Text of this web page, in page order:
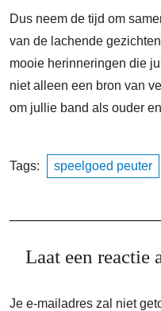
Dus neem de tijd om
van de lachende
mooie herinneringen die
niet alleen een bron van
om jullie band als ouder
Tags: speelgoed peuter
Laat een reactie
Je e-mailadres zal niet